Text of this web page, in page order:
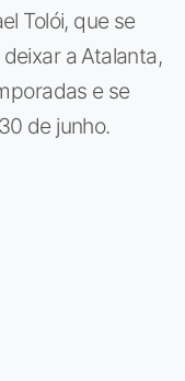
Tolói, que se
a Atalanta,
e se
de junho.